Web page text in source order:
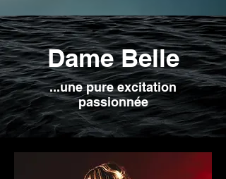
Dame Belle
...une pure excitation
passionnée